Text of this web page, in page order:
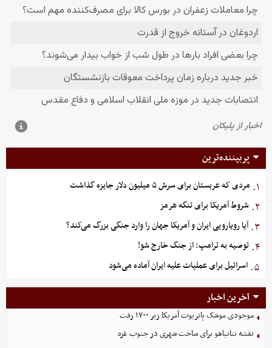
پربیننده‌ترین
۱. مردی که عربستان برای سرش ۵ میلیون دلار جایزه گذاشت
۲. شروط آمریکا برای تنگه هرمز
۳. آیا رویارویی ایران و آمریکا جهان را وارد جنگی بزرگ می‌کند؟
۴. توصیه به ترامپ: از جنگ خارج شو!
۵. اسرائیل برای عملیات علیه ایران آماده می‌شود
آخرین اخبار
موجودی موشک پاتریوت آمریکا زیر ۱۷۰۰ رفت
نقشه نتانیاهو برای ساخت شهری در جنوب غزه